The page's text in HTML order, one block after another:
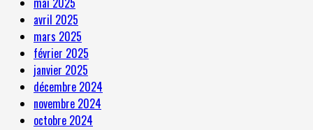
avril 2025
mars 2025
février 2025
janvier 2025
décembre 2024
novembre 2024
octobre 2024